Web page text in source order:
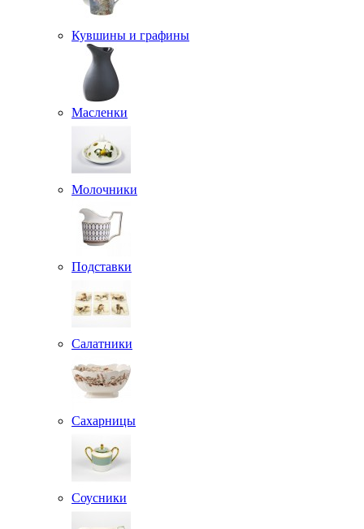
Кувшины и графины
Масленки
Молочники
Подставки
Салатники
Сахарницы
Соусники